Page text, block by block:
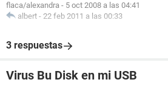
flaca/alexandra - 5 oct 2008 a las 04:41
albert - 22 feb 2011 a las 00:33
3 respuestas
Virus Bu Disk en mi USB